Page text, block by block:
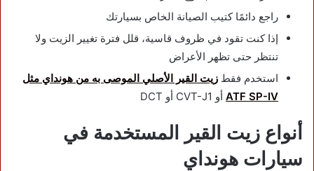
راجع دائمًا كتيب الصيانة الخاص بسيارتك
إذا كنت تقود في ظروف قاسية، قلل فترة تغيير الزيت ولا
تنتظر حتى تظهر الأعراض
استخدم فقط زيت القير الأصلي الموصى به من هونداي مثل
ATF SP-IV أو CVT-J1 أو DCT
أنواع زيت القير المستخدمة في
سيارات هونداي